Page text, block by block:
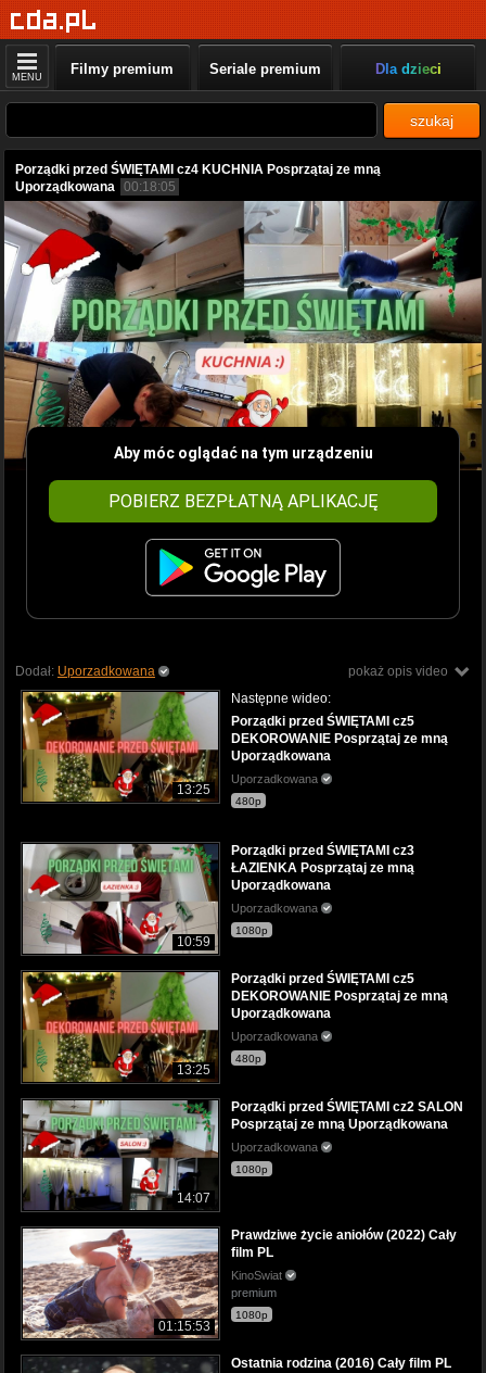
MENU Filmy premium Seriale premium Dla dzieci
szukaj
Porządki przed ŚWIĘTAMI cz4 KUCHNIA Posprzątaj ze mną
Uporządkowana 00:18:05
Aby móc oglądać na tym urządzeniu
POBIERZ BEZPŁATNĄ APLIKACJĘ
pokaż opis video
Dodał: Uporzadkowana
13:25
Następne wideo:
Porządki przed ŚWIĘTAMI cz5
DEKOROWANIE Posprzątaj ze mną
Uporządkowana
Uporzadkowana
480p
10:59
Porządki przed ŚWIĘTAMI cz3
ŁAZIENKA Posprzątaj ze mną
Uporządkowana
Uporzadkowana
1080p
13:25
Porządki przed ŚWIĘTAMI cz5
DEKOROWANIE Posprzątaj ze mną
Uporządkowana
Uporzadkowana
480p
14:07
Porządki przed ŚWIĘTAMI cz2 SALON
Posprzątaj ze mną Uporządkowana
Uporzadkowana
1080p
01:15:53
Prawdziwe życie aniołów (2022) Cały
film PL
KinoSwiat
premium
1080p
Ostatnia rodzina (2016) Cały film PL